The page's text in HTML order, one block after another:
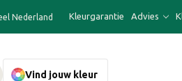
Nederland Kleurgarantie Advies
Vind jouw kleur